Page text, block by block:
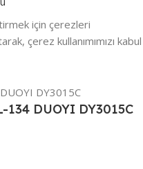
için çerezleri
çerez kullanımımızı kabul
134 DUOYI DY3015C